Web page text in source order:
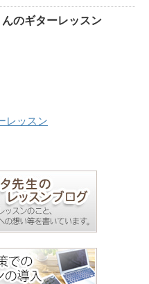
のギターレッスン
レッスン